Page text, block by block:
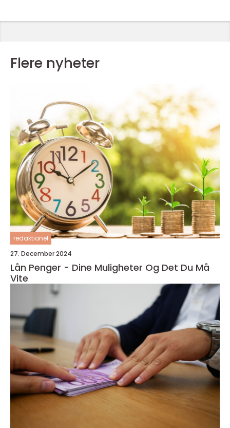
Flere nyheter
redaktionel
27. December 2024
Lån Penger - Dine Muligheter Og Det Du Må
Vite